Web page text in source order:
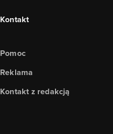
Kontakt
Pomoc
Reklama
Kontakt z redakcją